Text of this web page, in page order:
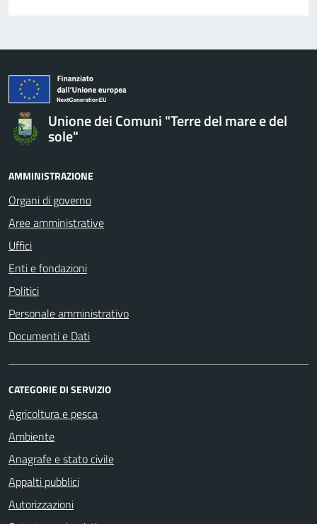
Unione dei Comuni "Terre del mare e del
sole"
AMMINISTRAZIONE
Organi di governo
Aree amministrative
Uffici
Enti e fondazioni
Politici
Personale amministrativo
Documenti e Dati
CATEGORIE DI SERVIZIO
Agricoltura e pesca
Ambiente
Anagrafe e stato civile
Appalti pubblici
Autorizzazioni